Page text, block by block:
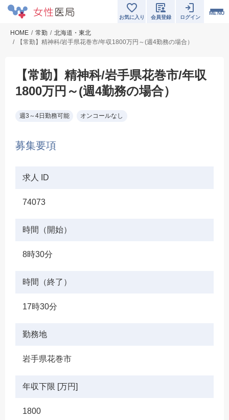
MENU
お気に入り 会員登録 ログイン
HOME 常勤
北海道・東北
【常勤】精神科/岩手県花巻市/年収1800万円～(週4勤務の場合）
【常勤】精神科/岩手県花巻市/年収
1800万円～(週4勤務の場合）
週3～4日勤務可能 オンコールなし
募集要項
求人 ID
74073
時間（開始）
8時30分
時間（終了）
17時30分
勤務地
岩手県花巻市
年収下限 [万円]
1800